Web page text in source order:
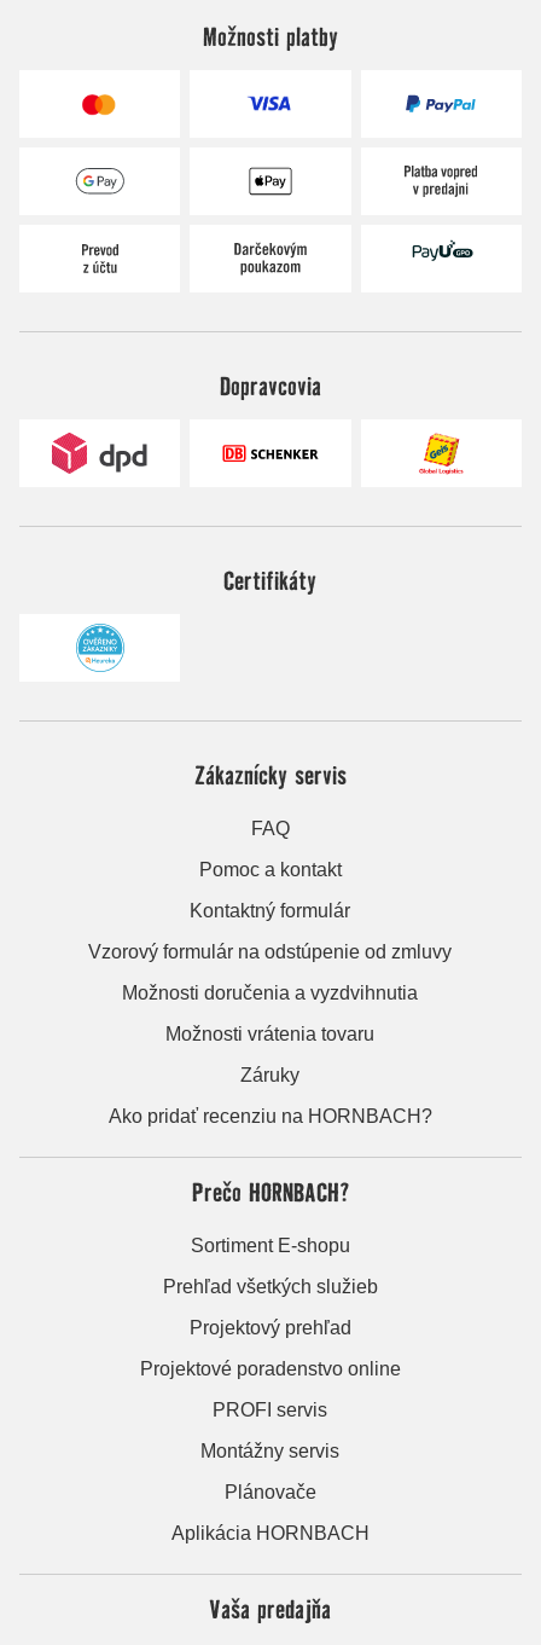
Možnosti platby
Dopravcovia
Certifikáty
Zákaznícky servis
FAQ
Pomoc a kontakt
Kontaktný formulár
Vzorový formulár na odstúpenie od zmluvy
Možnosti doručenia a vyzdvihnutia
Možnosti vrátenia tovaru
Záruky
Ako pridať recenziu na HORNBACH?
Prečo HORNBACH?
Sortiment E-shopu
Prehľad všetkých služieb
Projektový prehľad
Projektové poradenstvo online
PROFI servis
Montážny servis
Plánovače
Aplikácia HORNBACH
Vaša predajňa